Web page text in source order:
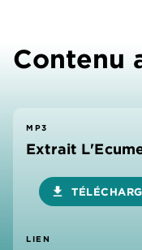
Contenu
MP3
Extrait
download
LIEN